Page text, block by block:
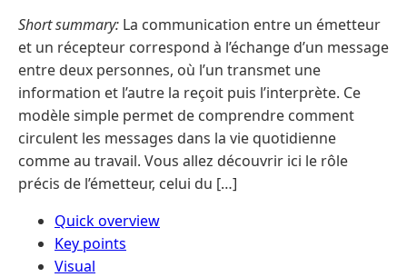
Short summary: La communication entre un émetteur
et un récepteur correspond à l’échange d’un message
entre deux personnes, où l’un transmet une
information et l’autre la reçoit puis l’interprète. Ce
modèle simple permet de comprendre comment
circulent les messages dans la vie quotidienne
comme au travail. Vous allez découvrir ici le rôle
précis de l’émetteur, celui du […]
Quick overview
Key points
Visual